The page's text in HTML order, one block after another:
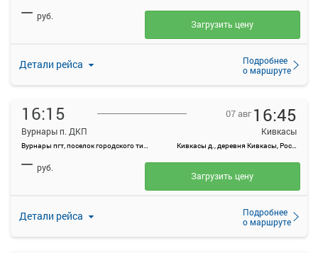
Детали рейса
Подробнее
о маршруте
— руб.
Загрузить цену
16:15
Вурнары п. ДКП
Вурнары пгт, поселок городского типа Вурнары, Россия
07 авг 16:45
Кивкасы
Кивкасы д., деревня Кивкасы, Россия
Детали рейса
Подробнее
о маршруте
— руб.
Загрузить цену